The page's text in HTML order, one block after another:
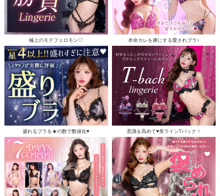
極上のモテフェロモン♡ 本命カレを虜にする愛されブラ♪
盛れるブラを★の数で数値化♥ 意識を高めて♥美ラインTバック！